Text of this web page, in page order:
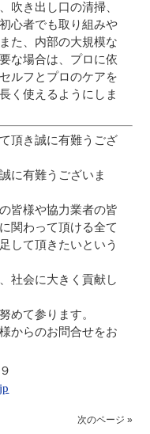
吹き出し口の清掃、
心者でも取り組みや
た、内部の大規模な
な場合は、プロに依
ルフとプロのケアを
く使えるようにしま
頂き誠に有難うござ
に有難うございま
皆様や協力業者の皆
関わって頂ける全て
して頂きたいという
社会に大きく貢献し
めて参ります。
からのお問合せをお
次のページ »